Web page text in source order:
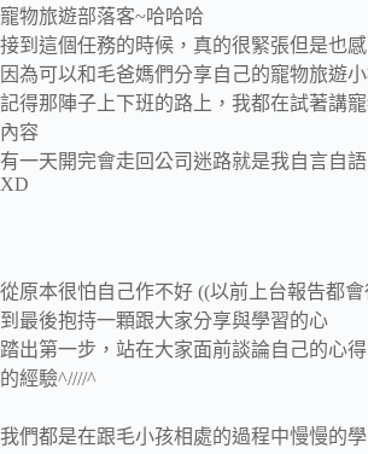
寵物旅遊部落客~哈哈哈
接到這個任務的時候，真的很緊張但是也
因為可以和毛爸媽們分享自己的寵物旅遊
記得那陣子上下班的路上，我都在試著講
內容
有一天開完會走回公司迷路就是我自言自
XD
從原本很怕自己作不好 ((以前上台報告都
到最後抱持一顆跟大家分享與學習的心
踏出第一步，站在大家面前談論自己的心
的經驗^////^
我們都是在跟毛小孩相處的過程中慢慢的學